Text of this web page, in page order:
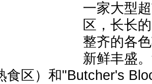
一家大型
区，长长
整齐的各
新鲜丰盛
食区）和"Butcher's